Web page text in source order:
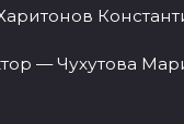
— Чухутова